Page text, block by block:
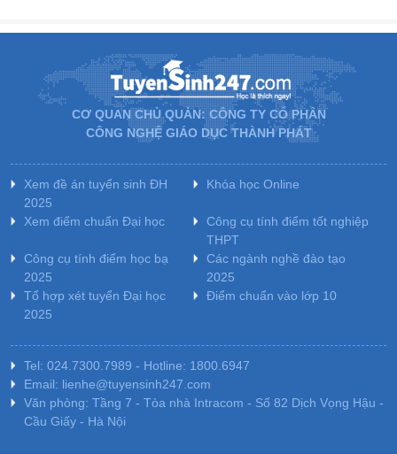
CƠ QUAN CHỦ QUẢN: CÔNG TY CỔ PHẦN
CÔNG NGHỆ GIÁO DỤC THÀNH PHÁT
Xem đề án tuyển sinh ĐH
2025
Khóa học Online
Xem điểm chuẩn Đại học
Công cụ tính điểm tốt nghiệp
THPT
Công cụ tính điểm học bạ
2025
Các ngành nghề đào tạo
2025
Tổ hợp xét tuyển Đại học
2025
Điểm chuẩn vào lớp 10
Tel: 024.7300.7989 - Hotline: 1800.6947
Email: lienhe@tuyensinh247.com
Văn phòng: Tầng 7 - Tòa nhà Intracom - Số 82 Dịch Vọng Hậu -
Cầu Giấy - Hà Nội